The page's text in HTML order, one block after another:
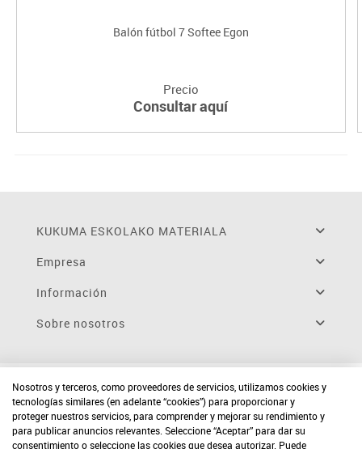
Balón fútbol 7 Softee Egon
Precio
Consultar aquí
KUKUMA ESKOLAKO MATERIALA
Empresa
Información
Sobre nosotros
Nosotros y terceros, como proveedores de servicios, utilizamos cookies y
tecnologías similares (en adelante “cookies”) para proporcionar y
proteger nuestros servicios, para comprender y mejorar su rendimiento y
para publicar anuncios relevantes. Seleccione “Aceptar” para dar su
consentimiento o seleccione las cookies que desea autorizar. Puede